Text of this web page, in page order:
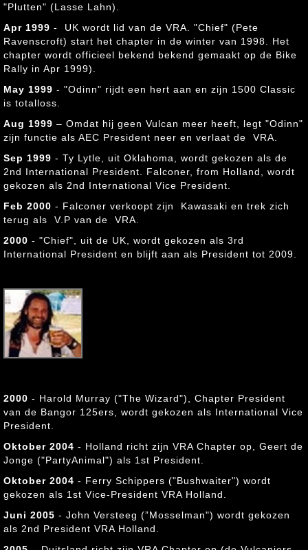
"Plutten" (Lasse Lahn).
Apr 1999 - UK wordt lid van de VRA. "Chief" (Pete
Ravenscroft) start het chapter in de winter van 1998. Het
chapter wordt officieel bekend bekend gemaakt op de Bike
Rally in Apr 1999).
May 1999 - "Odinn" rijdt een hert aan en zijn 1500 Classic
is totalloss.
Aug 1999 – Omdat hij geen Vulcan meer heeft, legt "Odinn"
zijn functie als AEC President neer en verlaat de VRA.
Sep 1999 - Ty Lytle, uit Oklahoma, wordt gekozen als de
2nd International President. Falconer, from Holland, wordt
gekozen als 2nd International Vice President.
Feb 2000 - Falconer verkoopt zijn Kawasaki en trek zich
terug als V.P van de VRA.
2000 - "Chief", uit de UK, wordt gekozen als 3rd
International President en blijft aan als President tot 2009.
2000 - Harold Murray ("The Wizard"), Chapter President
van de Bangor 125ers, wordt gekozen als International Vice
President.
Oktober 2004 - Holland richt zijn VRA Chapter op, Geert de
Jonge ("PartyAnimal") als 1st President.
Oktober 2004 - Ferry Schippers ("Bushwaiter") wordt
gekozen als 1st Vice-President VRA Holland.
Juni 2005 - John Versteeg (”Mosselman") wordt gekozen
als 2nd President VRA Holland.